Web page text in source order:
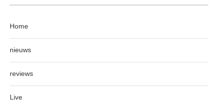
Home
nieuws
reviews
Live